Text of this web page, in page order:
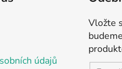
údajů
Vložte